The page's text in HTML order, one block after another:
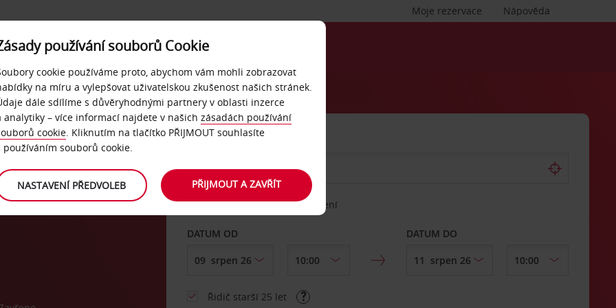
Nápověda
Moje rezervace
NAŠE SLUŽBY FIREMNÍ ZÁKAZNÍCI
Vyberte si jiné místo vrácení
DATUM OD DATUM DO
Řidič starší 25 let
používání souborů Cookie
cookie používáme proto, abychom vám mohli zobrazovat
na míru a vylepšovat uživatelskou zkušenost našich stránek.
dále sdílíme s důvěryhodnými partnery v oblasti inzerce
analytiky – více informací najdete v našich zásadách používání
cookie. Kliknutím na tlačítko PŘIJMOUT souhlasíte
používáním souborů cookie.
NASTAVENÍ PŘEDVOLEB PŘIJMOUT A ZAVŘÍT